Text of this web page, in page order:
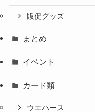
販促グッズ
まとめ
イベント
カード類
ウエハース